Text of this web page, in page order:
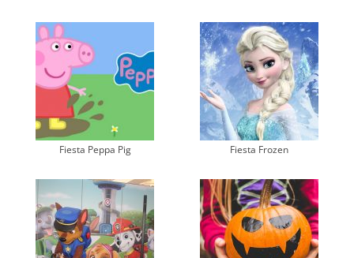
Fiesta Peppa Pig Fiesta Frozen